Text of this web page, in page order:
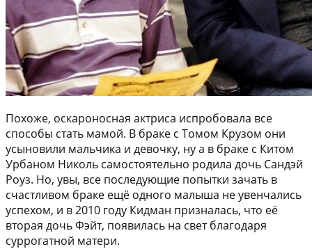
Похоже, оскароносная актриса испробовала все
способы стать мамой. В браке с Томом Крузом они
усыновили мальчика и девочку, ну а в браке с Китом
Урбаном Николь самостоятельно родила дочь Сандэй
Роуз. Но, увы, все последующие попытки зачать в
счастливом браке ещё одного малыша не увенчались
успехом, и в 2010 году Кидман призналась, что её
вторая дочь Фэйт, появилась на свет благодаря
суррогатной матери.